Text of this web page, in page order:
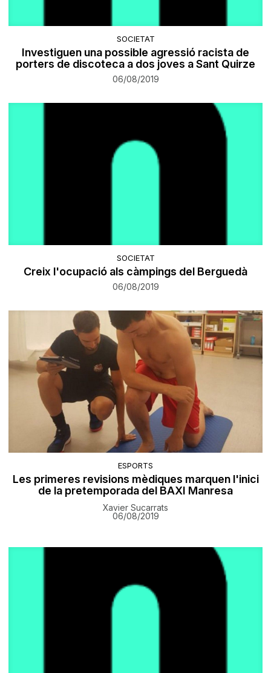
SOCIETAT
Investiguen una possible agressió racista de
porters de discoteca a dos joves a Sant Quirze
06/08/2019
SOCIETAT
Creix l'ocupació als càmpings del Berguedà
06/08/2019
ESPORTS
Les primeres revisions mèdiques marquen l'inici
de la pretemporada del BAXI Manresa
Xavier Sucarrats
06/08/2019